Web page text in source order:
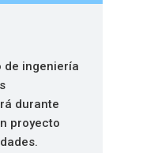
de ingeniería
durante
proyecto